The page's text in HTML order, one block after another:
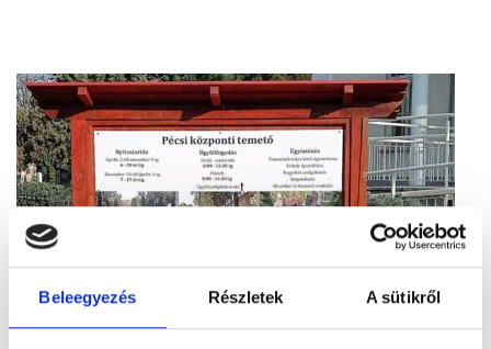
Beleegyezés Részletek A sütikről